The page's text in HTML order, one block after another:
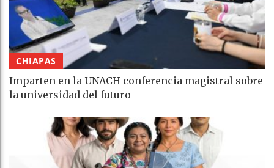
CHIAPAS
Imparten en la UNACH conferencia magistral sobre
la universidad del futuro